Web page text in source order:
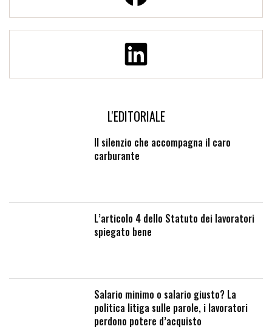
L'EDITORIALE
Il silenzio che accompagna il caro
carburante
L’articolo 4 dello Statuto dei lavoratori
spiegato bene
Salario minimo o salario giusto? La
politica litiga sulle parole, i lavoratori
perdono potere d’acquisto